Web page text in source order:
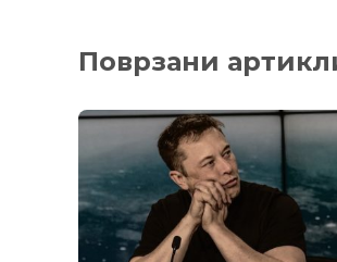
Поврзани